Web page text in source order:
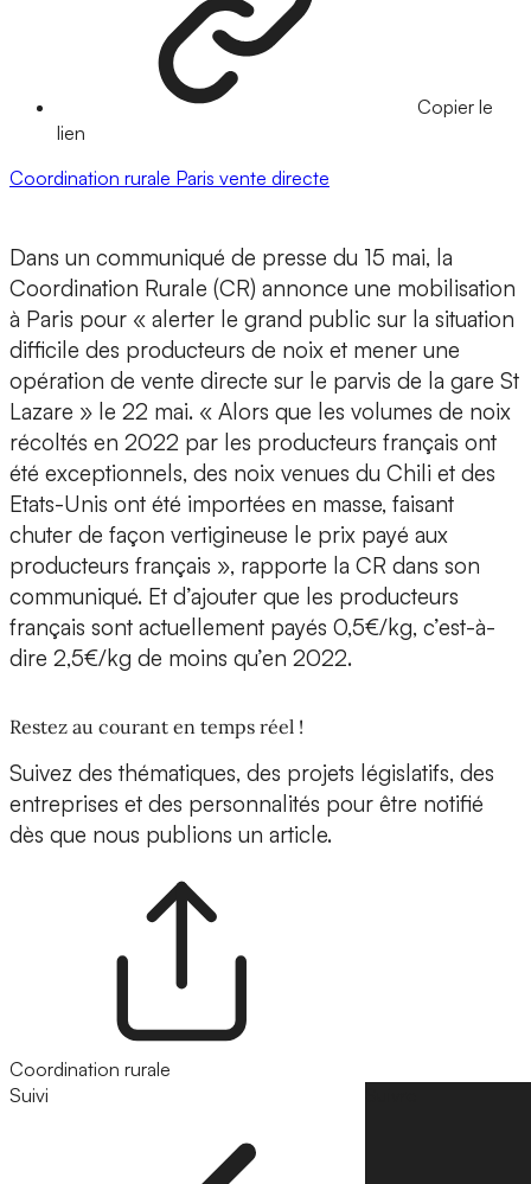
Copier le
lien
Coordination rurale Paris vente directe
Dans un communiqué de presse du 15 mai, la
Coordination Rurale (CR) annonce une mobilisation
à Paris pour « alerter le grand public sur la situation
difficile des producteurs de noix et mener une
opération de vente directe sur le parvis de la gare St
Lazare » le 22 mai. « Alors que les volumes de noix
récoltés en 2022 par les producteurs français ont
été exceptionnels, des noix venues du Chili et des
Etats-Unis ont été importées en masse, faisant
chuter de façon vertigineuse le prix payé aux
producteurs français », rapporte la CR dans son
communiqué. Et d’ajouter que les producteurs
français sont actuellement payés 0,5€/kg, c’est-à-
dire 2,5€/kg de moins qu’en 2022.
Restez au courant en temps réel !
Suivez des thématiques, des projets législatifs, des
entreprises et des personnalités pour être notifié
dès que nous publions un article.
Coordination rurale
Suivi